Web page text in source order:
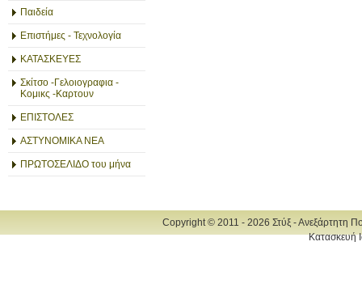
Παιδεία
Επιστήμες - Τεχνολογία
ΚΑΤΑΣΚΕΥΕΣ
Σκίτσο -Γελοιογραφια -
Κομικς -Καρτουν
ΕΠΙΣΤΟΛΕΣ
ΑΣΤΥΝΟΜΙΚΑ ΝΕΑ
ΠΡΩΤΟΣΕΛΙΔΟ του μήνα
Copyright © 2011 - 2026 Στύξ - Ανεξάρτητη
Κατασκευή